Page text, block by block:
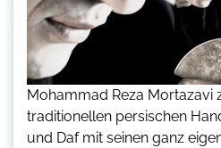
Mohammad Reza Mortazavi
traditionellen persischen
und Daf mit seinen ganz